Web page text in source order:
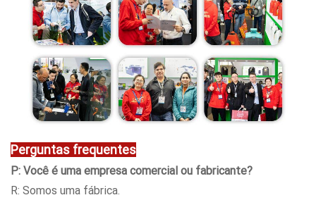
Perguntas frequentes
P: Você é uma empresa comercial ou fabricante?
R: Somos uma fábrica.